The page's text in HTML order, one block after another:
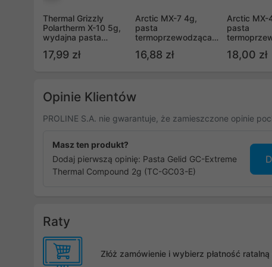
Thermal Grizzly
Polartherm X-10 5g,
wydajna pasta
(PT-X10-005)
17,99 zł
Arctic MX-7 4g,
pasta
termoprzewodząca
16,88 zł
Arctic MX-
pasta
18,00 zł
Opinie Klientów
PROLINE S.A. nie gwarantuje, że zamieszczone opinie
Masz ten produkt?
Dodaj pierwszą opinię: Pasta Gelid GC-Extreme
Thermal Compound 2g (TC-GC03-E)
Raty
Złóż zamówienie i wybierz płatność